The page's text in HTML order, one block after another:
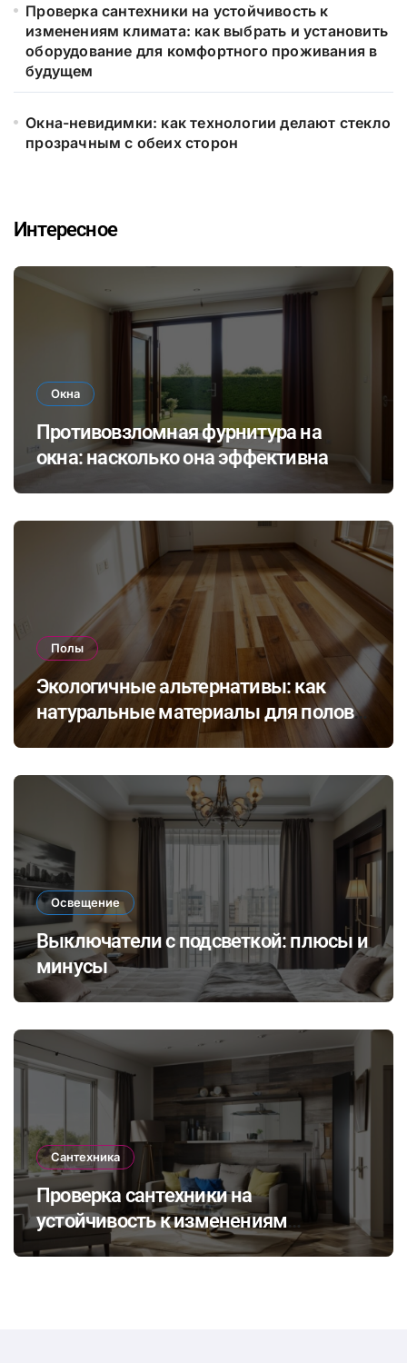
Проверка сантехники на устойчивость к
изменениям климата: как выбрать и установить
оборудование для комфортного проживания в
будущем
Окна-невидимки: как технологии делают стекло
прозрачным с обеих сторон
Интересное
Окна
Противовзломная фурнитура на
окна: насколько она эффективна
Полы
Экологичные альтернативы: как
натуральные материалы для полов
влияют на здоровье и комфорт в
Освещение
Выключатели с подсветкой: плюсы и
минусы
Сантехника
Проверка сантехники на
устойчивость к изменениям
климата: как выбрать и установить